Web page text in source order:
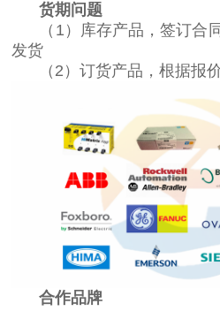
货期问题
（1）库存产品，签订合
发货
（2）订货产品，根据报
合作品牌